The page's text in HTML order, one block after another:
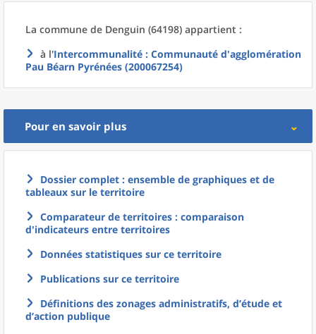
La commune de Denguin (64198) appartient :
à l'Intercommunalité : Communauté d'agglomération
Pau Béarn Pyrénées (200067254)
Pour en savoir plus
Dossier complet : ensemble de graphiques et de
tableaux sur le territoire
Comparateur de territoires : comparaison
d'indicateurs entre territoires
Données statistiques sur ce territoire
Publications sur ce territoire
Définitions des zonages administratifs, d’étude et
d’action publique